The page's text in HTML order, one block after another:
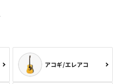
アコギ/エレアコ